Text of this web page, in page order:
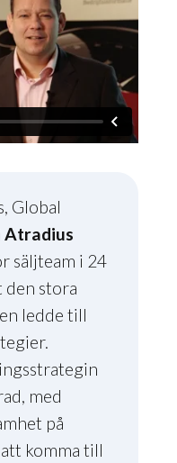
Global
Atradius
säljteam i 24
den stora
ledde till
med
på
komma till